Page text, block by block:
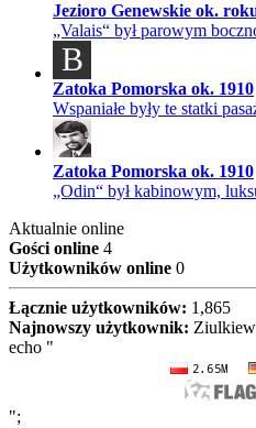
Jezioro Genewskie ok.
„Valais“ był parowym
B
Zatoka Pomorska ok. 1910
Wspaniałe były te statki
Zatoka Pomorska ok. 1910
„Odin“ był kabinowym,
Aktualnie online
Gości online 4
Użytkowników online 0
Łącznie użytkowników: 1,865
Najnowszy użytkownik:
echo "
";